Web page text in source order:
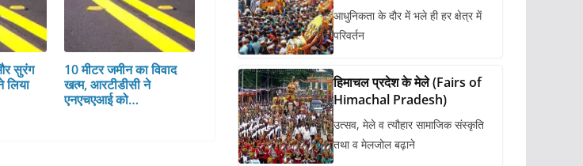
सुरंग
लिया
10 मीटर जमीन का विवाद
खत्म, आरटीडीसी ने
एनएचएआई को…
आधुनिकता के दौर में भले ही हर क्षेत्र में
परिवर्तन
हिमाचल प्रदेश के मेले (Fairs of
Himachal Pradesh)
उत्सव, मेले व त्यौहार सामाजिक संस्कृति
तथा व मेलजोल बढ़ाने